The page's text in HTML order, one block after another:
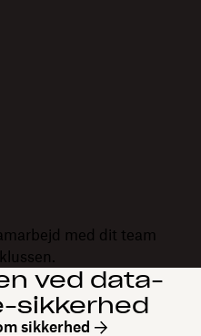
med dit team
ved data-
sikkerhed
sikkerhed